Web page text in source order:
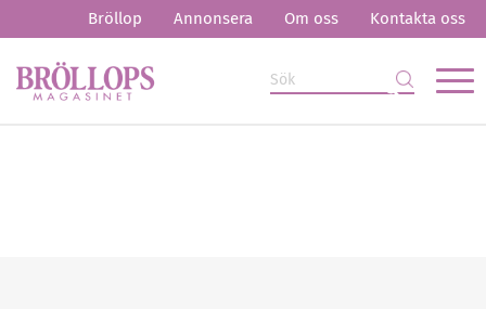
Bröllop Annonsera Om oss Kontakta oss